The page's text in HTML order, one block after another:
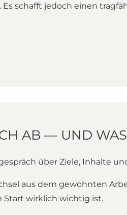
schafft jedoch einen
AB — UND
über Ziele, Inhalte
aus dem gewohnten
Start wirklich wichtig ist.